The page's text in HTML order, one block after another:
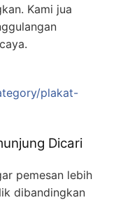
Kami jua
plakat-
Dicari
pemesan lebih
dibandingkan